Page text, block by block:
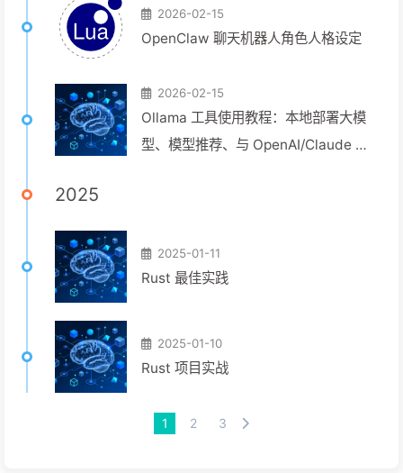
制、搜索 API、Obsidian Skills
2026-02-15
OpenClaw 聊天机器人角色人格设定
2026-02-15
Ollama 工具使用教程：本地部署大模
型、模型推荐、与 OpenAI/Claude 混
2025
2025-01-11
Rust 最佳实践
2025-01-10
Rust 项目实战
1 2 3